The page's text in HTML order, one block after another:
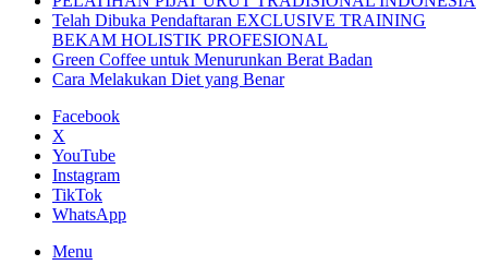
Telah Dibuka Pendaftaran EXCLUSIVE TRAINING
BEKAM HOLISTIK PROFESIONAL
Green Coffee untuk Menurunkan Berat Badan
Cara Melakukan Diet yang Benar
Facebook
X
YouTube
Instagram
TikTok
WhatsApp
Menu